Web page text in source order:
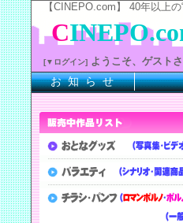
【CINEPO.com】 40年以上
C
[▼ログイン] ようこそ、ゲスト
お 知 ら せ